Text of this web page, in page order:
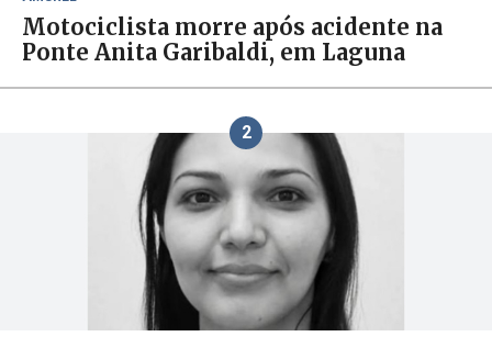
Motociclista morre após acidente na
Ponte Anita Garibaldi, em Laguna
2